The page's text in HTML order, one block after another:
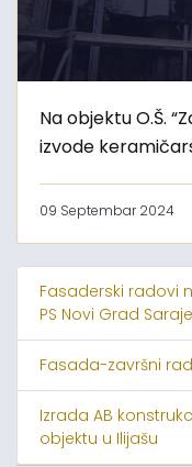
Na objektu O.Š.
izvode
09 Septembar 2024
Fasaderski radovi
PS Novi Grad
Fasada-završni
Izrada AB
objektu u Ilijašu